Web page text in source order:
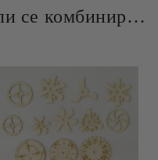
Продукта е подобен или се комбинира добре и със следните продукти :